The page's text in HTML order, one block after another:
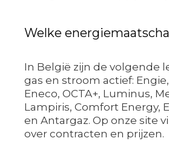
Welke
In België zijn de volgende
gas en stroom actief:
Eneco, OCTA+, Luminus,
Lampiris, Comfort Energy,
en Antargaz. Op onze site
over contracten en prijzen.